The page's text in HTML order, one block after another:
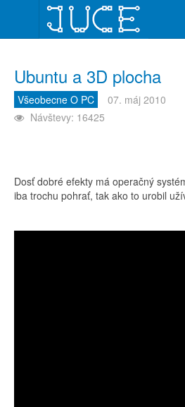
Ubuntu a 3D plocha
Všeobecne O PC
07. máj 2010
Návštevy: 16425
Dosť dobré efekty má operačný
iba trochu pohrať, tak ako to urobil